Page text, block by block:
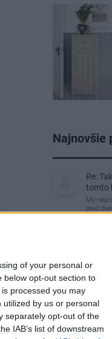
of your personal or
below opt-out section to
processed you may
by us or personal
separately opt-out of the
IAB’s list of downstream
Najnovšie
Re:
tomto
My
pred
Re:
Dizajn
vyzerajú
Re:
a
pred
clovek